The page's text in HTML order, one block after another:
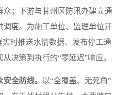
；下游与甘州区防汛办建立通
度。为施工单位、监理单位开
时推送水情数据、发布停工通
决策到执行的“零延迟”响应。
全防线。 以“全覆盖、无死角”